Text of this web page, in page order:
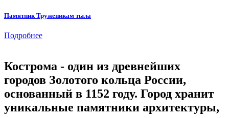
Памятник Труженикам тыла
Подробнее
Кострома - один из древнейших
городов Золотого кольца России,
основанный в 1152 году. Город хранит
уникальные памятники архитектуры,